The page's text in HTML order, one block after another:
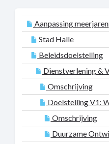
Aanpassing
Stad Halle
Beleidsdoelstelling
Dienstverlening &
Omschrijving
Doelstelling V1:
Omschrijving
Duurzame